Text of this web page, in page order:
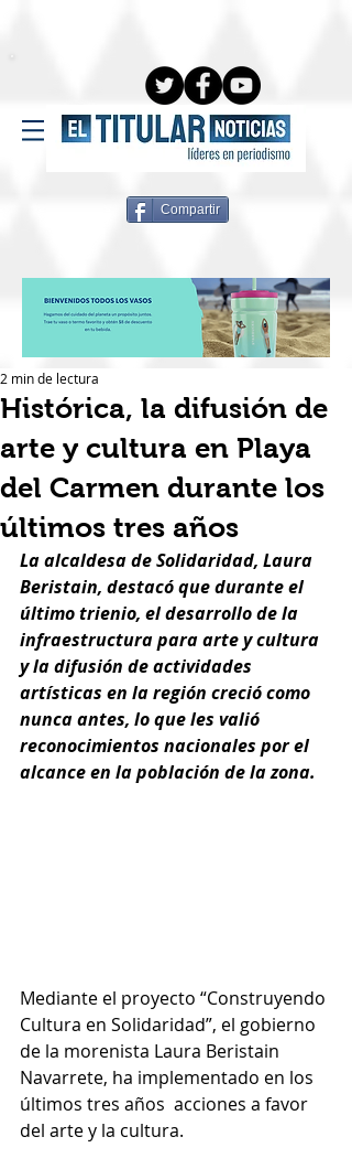
Compartir
Histórica, la difusión de
arte y cultura en Playa
del Carmen durante los
últimos tres años
2 min de lectura
La alcaldesa de Solidaridad, Laura
Beristain, destacó que durante el
último trienio, el desarrollo de la
infraestructura para arte y cultura
y la difusión de actividades
artísticas en la región creció como
nunca antes, lo que les valió
reconocimientos nacionales por el
alcance en la población de la zona.
Mediante el proyecto “Construyendo
Cultura en Solidaridad”, el gobierno
de la morenista Laura Beristain
Navarrete, ha implementado en los
últimos tres años  acciones a favor
del arte y la cultura.